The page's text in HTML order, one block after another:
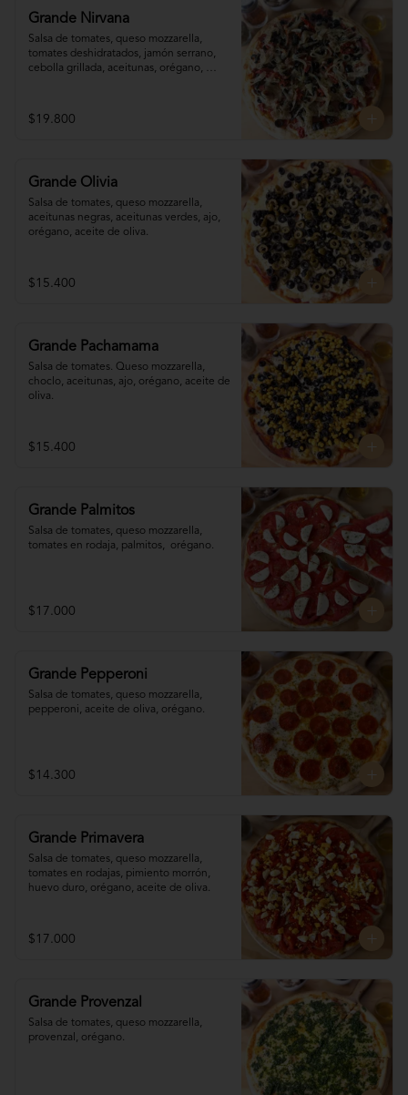
Grande Nirvana
Salsa de tomates, queso mozzarella,
tomates deshidratados, jamón serrano,
cebolla grillada, aceitunas, orégano,
$19.800
Grande Olivia
Salsa de tomates, queso mozzarella,
aceitunas negras, aceitunas verdes, ajo,
orégano, aceite de oliva.
$15.400
Grande Pachamama
Salsa de tomates. Queso mozzarella,
choclo, aceitunas, ajo, orégano, aceite de
oliva.
$15.400
Grande Palmitos
Salsa de tomates, queso mozzarella,
tomates en rodaja, palmitos,  orégano.
$17.000
Grande Pepperoni
Salsa de tomates, queso mozzarella,
pepperoni, aceite de oliva, orégano.
$14.300
Grande Primavera
Salsa de tomates, queso mozzarella,
tomates en rodajas, pimiento morrón,
huevo duro, orégano, aceite de oliva.
$17.000
Grande Provenzal
Salsa de tomates, queso mozzarella,
provenzal, orégano.